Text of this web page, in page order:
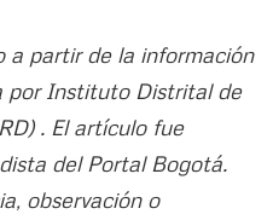
a partir de la información
por Instituto Distrital de
. El artículo fue
del Portal Bogotá.
observación o